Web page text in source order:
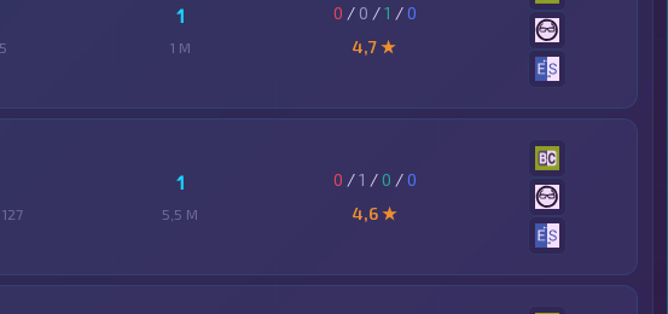
1
1 M
0 / 0 /1 /0
4,7 ★
1
5,5 M
0 /1 / 0 /0
4,6 ★